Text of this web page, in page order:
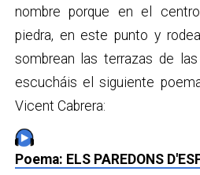
nombre porque en el
piedra, en este punto y
sombrean las terrazas de
escucháis el siguiente
Vicent Cabrera:
Poema: ELS PAREDONS